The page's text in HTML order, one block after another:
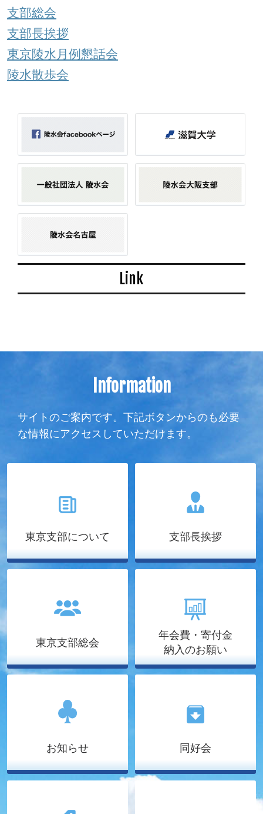
支部総会
支部長挨拶
東京陵水月例懇話会
陵水散歩会
Link
Information
サイトのご案内です。下記ボタンからのも必要
な情報にアクセスしていただけます。
東京支部について 支部長挨拶
東京支部総会
年会費・寄付金
納入のお願い
お知らせ 同好会